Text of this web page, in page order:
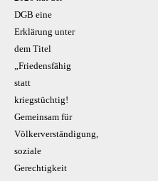
DGB eine
Erklärung unter
dem Titel
„Friedensfähig
statt
kriegstüchtig!
Gemeinsam für
Völkerverständigung,
soziale
Gerechtigkeit